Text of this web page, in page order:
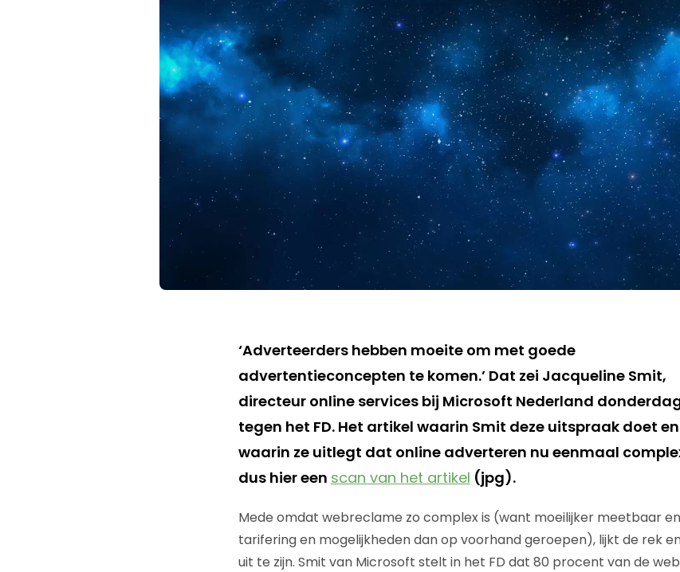
‘Adverteerders hebben moeite om met goede
advertentieconcepten te komen.’ Dat zei Jacqueline Smit,
directeur online services bij Microsoft Nederland
tegen het FD. Het artikel waarin Smit deze uitspraak doet en
waarin ze uitlegt dat online adverteren nu eenmaal
dus hier een scan van het artikel (jpg).
Mede omdat webreclame zo complex is (want moeilijker meetbaar
tarifering en mogelijkheden dan op voorhand geroepen), lijkt de rek
uit te zijn. Smit van Microsoft stelt in het FD dat 80 procent van de